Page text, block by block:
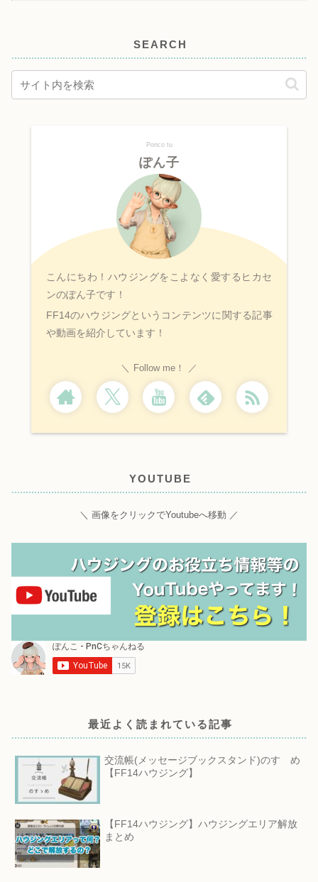
SEARCH
Ponco tu
ぽん子
こんにちわ！ハウジングをこよなく愛するヒカセ
ンのぽん子です！
FF14のハウジングというコンテンツに関する記事
や動画を紹介しています！
Follow me！
YOUTUBE
＼ 画像をクリックでYoutubeへ移動 ／
最近よく読まれている記事
交流帳(メッセージブックスタンド)のすゝめ
【FF14ハウジング】
【FF14ハウジング】ハウジングエリア解放
まとめ